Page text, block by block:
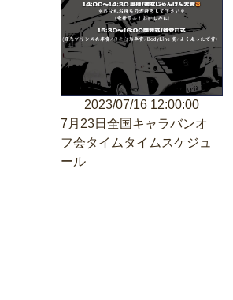
2023/07/16 12:00:00
7月23日全国キャラバンオ
フ会タイムタイムスケジュ
ール